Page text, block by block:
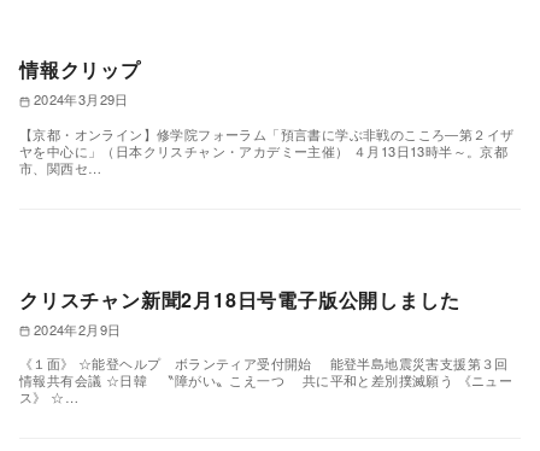
情報クリップ
2024年3月29日
【京都・オンライン】修学院フォーラム「預言書に学ぶ非戦のこころ―第２イザ
ヤを中心に」（日本クリスチャン・アカデミー主催） ４月13日13時半～。京都
市、関西セ…
クリスチャン新聞2月18日号電子版公開しました
2024年2月9日
《１面》 ☆能登ヘルプ ボランティア受付開始 能登半島地震災害支援第３回
情報共有会議 ☆日韓 〝障がい〟こえ一つ 共に平和と差別撲滅願う 《ニュー
ス》 ☆…